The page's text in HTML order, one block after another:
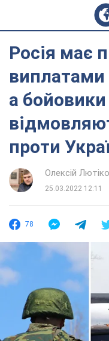
Росія має
виплатами
а
проти
Олексій
25.03.2022 12:11
78